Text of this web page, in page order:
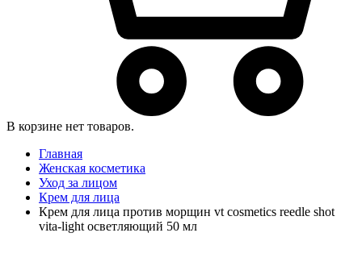
В корзине нет товаров.
Главная
Женская косметика
Уход за лицом
Крем для лица
Крем для лица против морщин vt cosmetics reedle shot
vita-light осветляющий 50 мл